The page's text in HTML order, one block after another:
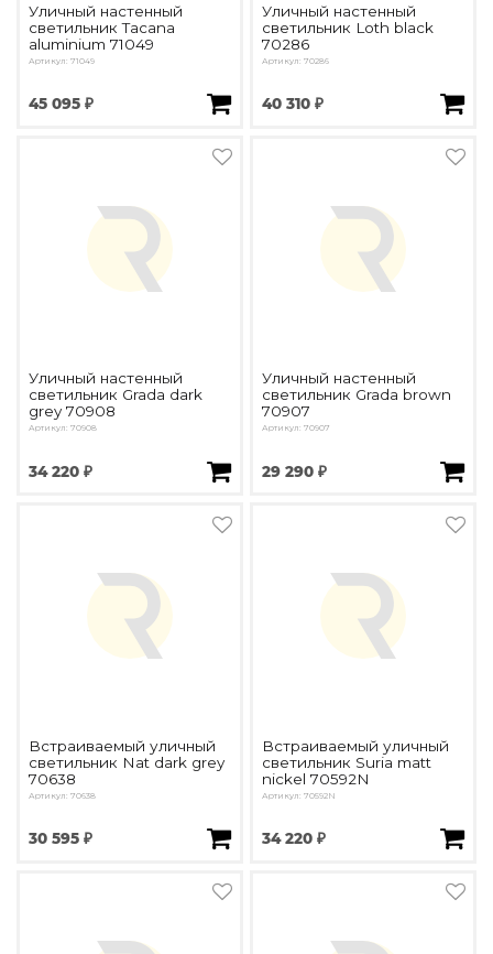
Уличный настенный
светильник Tacana
aluminium 71049
Артикул: 71049
45 095 ₽
Уличный настенный
светильник Loth black
70286
Артикул: 70286
40 310 ₽
Уличный настенный
светильник Grada dark
grey 70908
Артикул: 70908
34 220 ₽
Уличный настенный
светильник Grada brown
70907
Артикул: 70907
29 290 ₽
Встраиваемый уличный
светильник Nat dark grey
70638
Артикул: 70638
30 595 ₽
Встраиваемый уличный
светильник Suria matt
nickel 70592N
Артикул: 70592N
34 220 ₽